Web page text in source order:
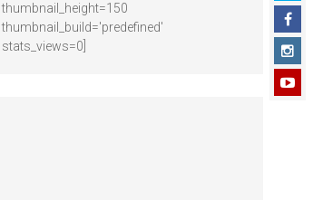
thumbnail_height=150
thumbnail_build='predefined'
stats_views=0]